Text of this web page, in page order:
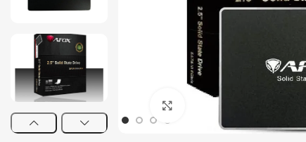
Unité centarle
Unité centarle avec écran
Tout-en-un
Serveur